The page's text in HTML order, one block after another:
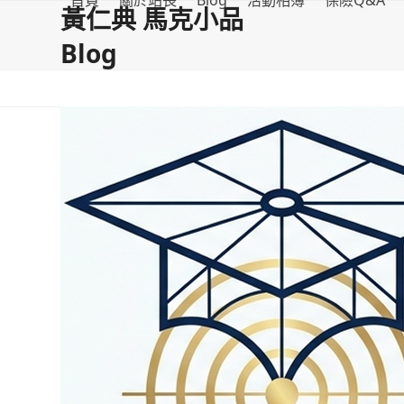
黃仁典 馬克小品
Blog